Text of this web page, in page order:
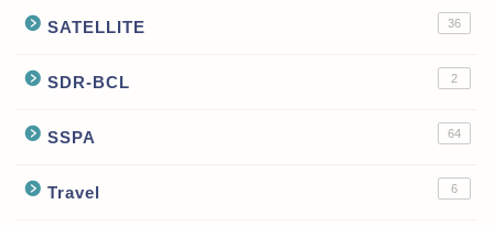
SATELLITE 36
SDR-BCL 2
SSPA 64
Travel 6